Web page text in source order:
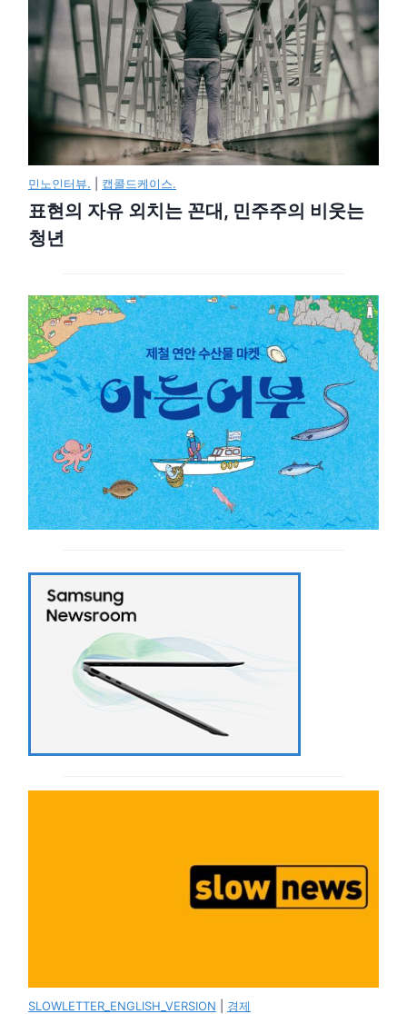
민노인터뷰. 캡콜드케이스.
표현의 자유 외치는 꼰대, 민주주의 비웃는
청년
SLOWLETTER_ENGLISH_VERSION 경제